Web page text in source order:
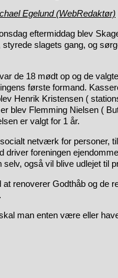
Egelund (WebRedaktør)
eftermiddag blev
slagets gang, og
de 18 mødt op og de
første formand.
Henrik Kristensen (
blev Flemming Nielsen (
er valgt for 1 år.
netværk for personer,
foreningen
også vil blive udlejet til
renoverer Godthåb og de
man enten være eller